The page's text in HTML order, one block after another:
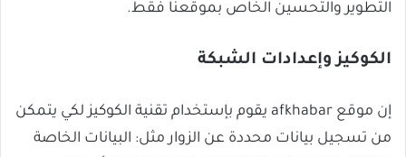
التطوير والتحسين الخاص بموقعنا فقط.
الكوكيز وإعدادات الشبكة
إن موقع afkhabar يقوم بإستخدام تقنية الكوكيز لكي يتمكن
من تسجيل بيانات محددة عن الزوار مثل: البيانات الخاصة